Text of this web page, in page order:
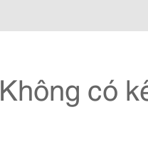
Không có